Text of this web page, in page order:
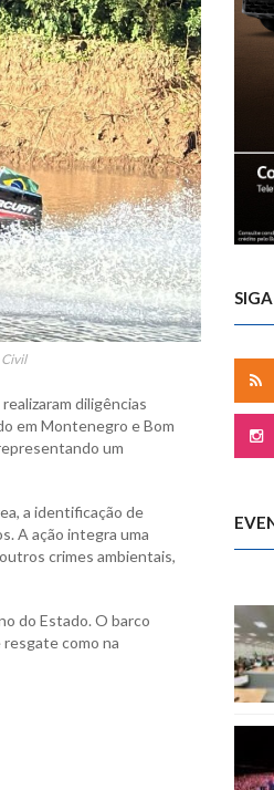
diligências
em Montenegro e Bom
um
a identificação de
A ação integra uma
crimes ambientais,
do Estado. O barco
como na